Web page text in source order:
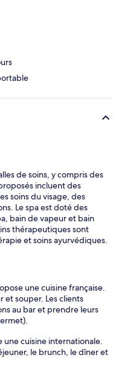
de soins, y compris des
incluent des
soins du visage, des
Le spa est doté des
bain de vapeur et bain
thérapeutiques sont
et soins ayurvédiques.
une cuisine française.
et souper. Les clients
au bar et prendre leurs
une cuisine internationale.
le brunch, le dîner et